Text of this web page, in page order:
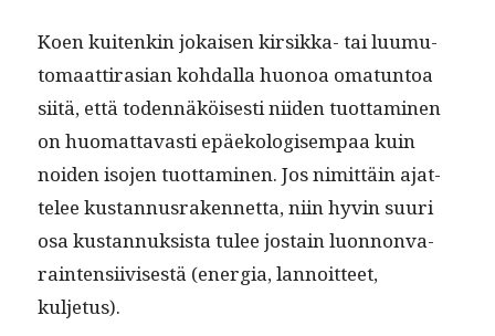
Koen kuitenkin jokaisen kir­sik­ka- tai luumu­
tomaat­ti­rasian kohdal­la huonoa omatun­toa
siitä, että toden­näköis­es­ti niiden tuot­ta­mi­nen
on huo­mat­tavasti epäekol­o­gisem­paa kuin
noiden iso­jen tuot­ta­mi­nen. Jos nimit­täin ajat­
telee kus­tan­nus­raken­net­ta, niin hyvin suuri
osa kus­tan­nuk­sista tulee jostain luon­non­va­
rain­ten­si­ivis­es­tä (ener­gia, lan­noit­teet,
kuljetus).